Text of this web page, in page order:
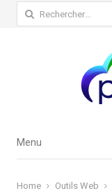
Rechercher :
Menu
Menu
Home Outils Web